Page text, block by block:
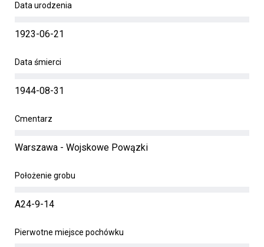
Data urodzenia
1923-06-21
Data śmierci
1944-08-31
Cmentarz
Warszawa - Wojskowe Powązki
Położenie grobu
A24-9-14
Pierwotne miejsce pochówku